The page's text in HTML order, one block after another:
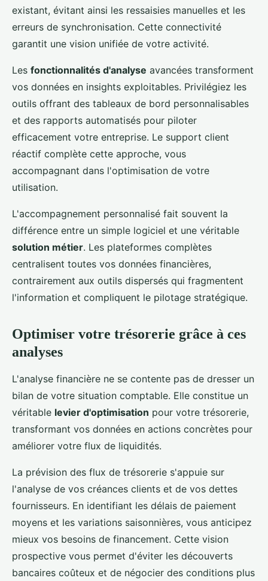
existant, évitant ainsi les ressaisies manuelles et les
erreurs de synchronisation. Cette connectivité
garantit une vision unifiée de votre activité.
Les fonctionnalités d'analyse avancées transforment
vos données en insights exploitables. Privilégiez les
outils offrant des tableaux de bord personnalisables
et des rapports automatisés pour piloter
efficacement votre entreprise. Le support client
réactif complète cette approche, vous
accompagnant dans l'optimisation de votre
utilisation.
L'accompagnement personnalisé fait souvent la
différence entre un simple logiciel et une véritable
solution métier. Les plateformes complètes
centralisent toutes vos données financières,
contrairement aux outils dispersés qui fragmentent
l'information et compliquent le pilotage stratégique.
Optimiser votre trésorerie grâce à ces
analyses
L'analyse financière ne se contente pas de dresser un
bilan de votre situation comptable. Elle constitue un
véritable levier d'optimisation pour votre trésorerie,
transformant vos données en actions concrètes pour
améliorer votre flux de liquidités.
La prévision des flux de trésorerie s'appuie sur
l'analyse de vos créances clients et de vos dettes
fournisseurs. En identifiant les délais de paiement
moyens et les variations saisonnières, vous anticipez
mieux vos besoins de financement. Cette vision
prospective vous permet d'éviter les découverts
bancaires coûteux et de négocier des conditions plus